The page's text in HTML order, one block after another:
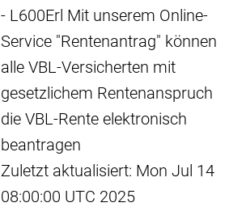
- L600Erl Mit unserem Online-
Service "Rentenantrag" können
alle VBL-Versicherten mit
gesetzlichem Rentenanspruch
die VBL-Rente elektronisch
beantragen
Zuletzt aktualisiert: Mon Jul 14
08:00:00 UTC 2025